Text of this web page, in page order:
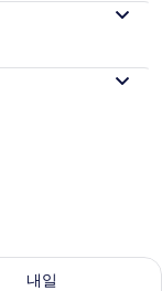
내일
능 여부 확인, 8월